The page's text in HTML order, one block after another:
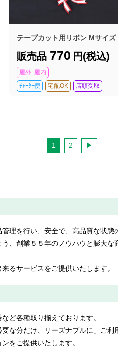
テープカット用リボン Mサイズ
販売品 770 円(税込)
屋外･屋内
ﾁｬｰﾀｰ便
宅配OK 店頭受取
1 2
理を行い、安全で、高品質な状態
、創業５５年のノウハウと膨大
るサービスをご提供いたします。
ど各種取り揃えております。
な分だけ、リーズナブルに」ご
をご提供いたします。